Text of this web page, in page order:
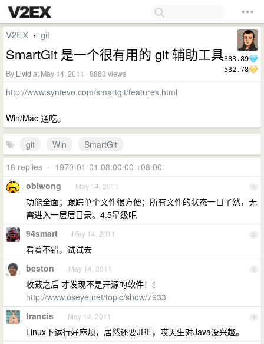
383.89
532.78
V2EX › git
SmartGit 是一个很有用的 git 辅助工具
By Livid at May 14, 2011 · 8883 views
http://www.syntevo.com/smartgit/features.html
Win/Mac 通吃。
git Win
SmartGit
16 replies • 1970-01-01 08:00:00 +08:00
1
obiwong May 14, 2011
功能全面；跟踪单个文件很方便；所有文件的状态一目了然，无
需进入一层层目录。4.5星级吧
2
94smart May 14, 2011
看着不错，试试去
3
beston May 14, 2011
收藏之后 才发现不是开源的软件！！
http://www.oseye.net/topic/show/7933
4
francis May 14, 2011
Linux下运行好麻烦，居然还要JRE，哎天生对Java没兴趣。